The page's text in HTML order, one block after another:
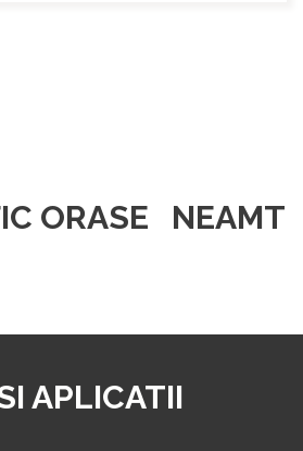
ORASE NEAMT
APLICATII